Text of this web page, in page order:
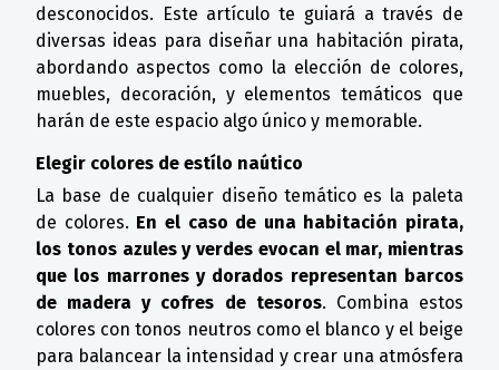
desconocidos. Este artículo te guiará a través de
diversas ideas para diseñar una habitación pirata,
abordando aspectos como la elección de colores,
muebles, decoración, y elementos temáticos que
harán de este espacio algo único y memorable.
Elegir colores de estílo naútico
La base de cualquier diseño temático es la paleta
de colores. En el caso de una habitación pirata,
los tonos azules y verdes evocan el mar, mientras
que los marrones y dorados representan barcos
de madera y cofres de tesoros. Combina estos
colores con tonos neutros como el blanco y el beige
para balancear la intensidad y crear una atmósfera